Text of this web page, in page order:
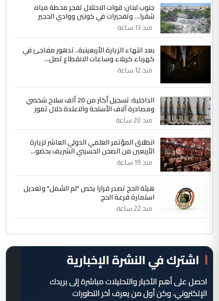
جنوب لبنان: قوات الاحتلال تفجر محطة مياه
شقرا… وتفجيرات في كونين ووادي الحجير
منذ 13 ساعة
بعد انتهاء الزيارة الأربعينية.. تدهور مفاجئ في
كهرباء كربلاء وساعات الانقطاع تصل...
منذ 12 ساعة
الداخلية: تسجيل أكثر من 20 ألف سلاح شخصي
ومصادرة آلاف الأسلحة والاعتدة خلال تموز
منذ 20 ساعة
انطلاق المؤتمر العلمي الدولي العاشر لزيارة
الأربعين من الصحن الحسيني الشريف بحضو...
منذ 19 ساعة
هيئة الحج تصدر قرارا يخص "لم الشمل" وتعديل
استمارة قرعة الحج
منذ 22 ساعة